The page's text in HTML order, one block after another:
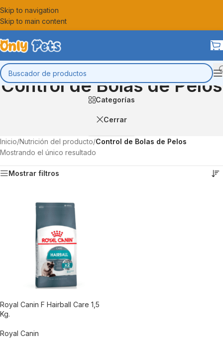
Skip to navigation
Skip to main content
Control de Bolas de Pelos
Categorías
Cerrar
Inicio/Nutrición del producto/Control de Bolas de Pelos
Mostrando el único resultado
Mostrar filtros
Royal Canin F Hairball Care 1,5
Kg.
Royal Canin